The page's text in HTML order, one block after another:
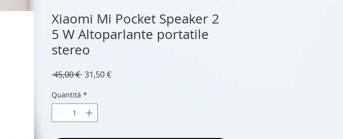
Xiaomi Mi Pocket Speaker 2
5 W Altoparlante portatile
stereo
45,00 € Prezzo
31,50 €Prezzo
Quantità *